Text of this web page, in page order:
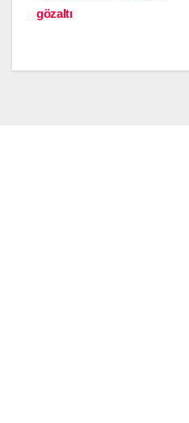
gözaltı